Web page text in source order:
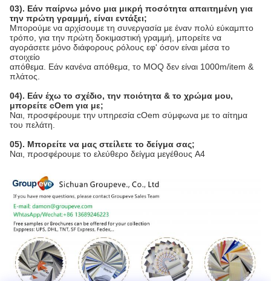
03). Εάν παίρνω μόνο μια μικρή ποσότητα απαιτημένη για
την πρώτη γραμμή, είναι εντάξει;
Μπορούμε να αρχίσουμε τη συνεργασία με έναν πολύ εύκαμπτο
τρόπο, για την πρώτη δοκιμαστική γραμμή, μπορείτε να
αγοράσετε μόνο διάφορους ρόλους εφ' όσον είναι μέσα το
στοιχείο
απόθεμα. Εάν κανένα απόθεμα, το MOQ δεν είναι 1000m/item &
πλάτος.
04). Εάν έχω το σχέδιο, την ποιότητα & το χρώμα μου,
μπορείτε cOem για με;
Ναι, προσφέρουμε την υπηρεσία cOem σύμφωνα με το αίτημα
του πελάτη.
05). Μπορείτε να μας στείλετε το δείγμα σας;
Ναι, προσφέρουμε το ελεύθερο δείγμα μεγέθους A4